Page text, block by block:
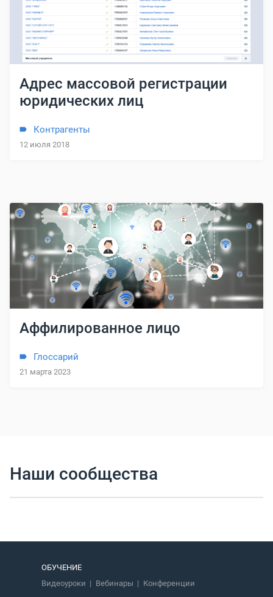
Адрес массовой регистрации
юридических лиц
Контрагенты
12 июля 2018
Аффилированное лицо
Глоссарий
21 марта 2023
Наши сообщества
ОБУЧЕНИЕ
Видеоуроки
Вебинары Конференции